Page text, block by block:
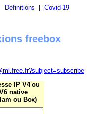
Définitions Covid-19
freebox
IP V4 ou
V6 native
ou Box)